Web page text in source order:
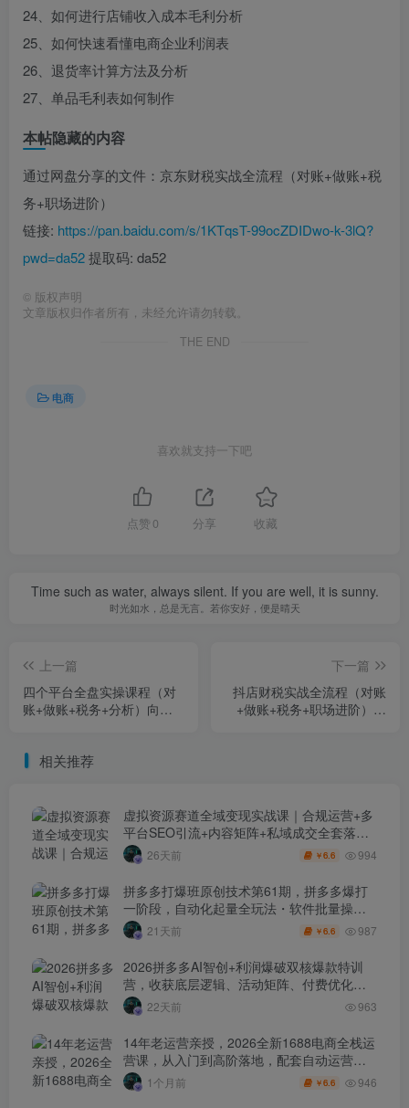
24、如何进行店铺收入成本毛利分析
25、如何快速看懂电商企业利润表
26、退货率计算方法及分析
27、单品毛利表如何制作
本帖隐藏的内容
通过网盘分享的文件：京东财税实战全流程（对账+做账+税
务+职场进阶）
链接: https://pan.baidu.com/s/1KTqsT-99ocZDIDwo-k-3lQ?
pwd=da52提取码: da52
© 版权声明
文章版权归作者所有，未经允许请勿转载。
THE END
电商
喜欢就支持一下吧
点赞 0 分享 收藏
Time such as water, always silent. If you are well, it is sunny.
时光如水，总是无言。若你安好，便是晴天
上一篇
四个平台全盘实操课程（对
账+做账+税务+分析）向日
下一篇
抖店财税实战全流程（对账
+做账+税务+职场进阶）电
相关推荐
虚拟资源赛道全域变现实战课｜合规运营+多
平台SEO引流+内容矩阵+私域成交全套落地
玩法26天前 ￥6.6 994
拼多多打爆班原创技术第61期，拼多多爆打
一阶段，自动化起量全玩法・软件批量操
作・投产优化・大促矩阵实战课
21天前 ￥6.6 987
2026拼多多AI智创+利润爆破双核爆款特训
营，收获底层逻辑、活动矩阵、付费优化、
0-1打爆SOP
22天前 963
14年老运营亲授，2026全新1688电商全栈运
营课，从入门到高阶落地，配套自动运营表
+工具包+直播诊断等
1个月前 ￥6.6 946